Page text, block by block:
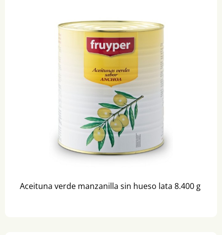
Aceituna verde manzanilla sin hueso lata 8.400 g